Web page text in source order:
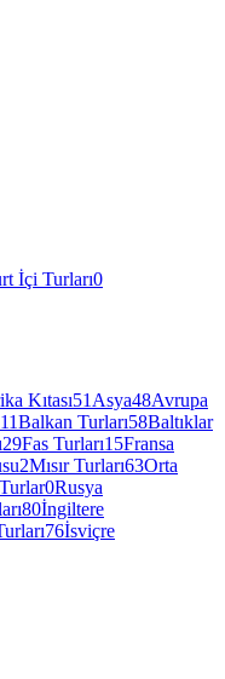
İçi Turları0
Kıtası51 Asya48Avrupa
11Balkan Turları58Baltıklar
29Fas Turları15Fransa
2Mısır Turları63Orta
0Rusya
80İngiltere
76İsviçre